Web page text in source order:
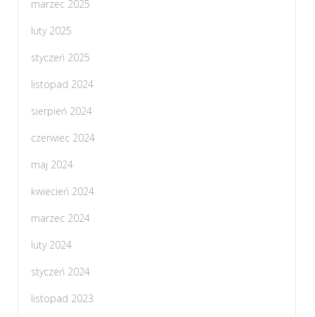
marzec 2025
luty 2025
styczeń 2025
listopad 2024
sierpień 2024
czerwiec 2024
maj 2024
kwiecień 2024
marzec 2024
luty 2024
styczeń 2024
listopad 2023